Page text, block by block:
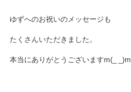
ゆずへのお祝いのメッセージも
たくさんいただきました。
本当にありがとうございますm(_ _)m